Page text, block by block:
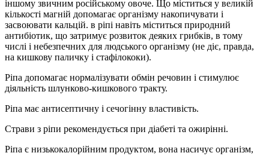
іншому звичним російському овоче. Що міститься у великій
кількості магній допомагає організму накопичувати і
засвоювати кальцій. в ріпі навіть міститься природний
антибіотик, що затримує розвиток деяких грибків, в тому
числі і небезпечних для людського організму (не діє, правда,
на кишкову паличку і стафілококи).
Ріпа допомагає нормалізувати обмін речовин і стимулює
діяльність шлунково-кишкового тракту.
Ріпа має антисептичну і сечогінну властивість.
Страви з ріпи рекомендується при діабеті та ожирінні.
Ріпа є низькокалорійним продуктом, вона насичує організм,